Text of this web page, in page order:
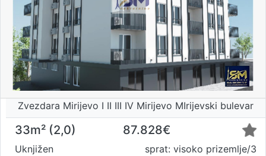
Zvezdara Mirijevo I II III IV Mirijevo MIrijevski bulevar
33m² (2,0) 87.828€
Uknjižen
sprat: visoko prizemlje/3